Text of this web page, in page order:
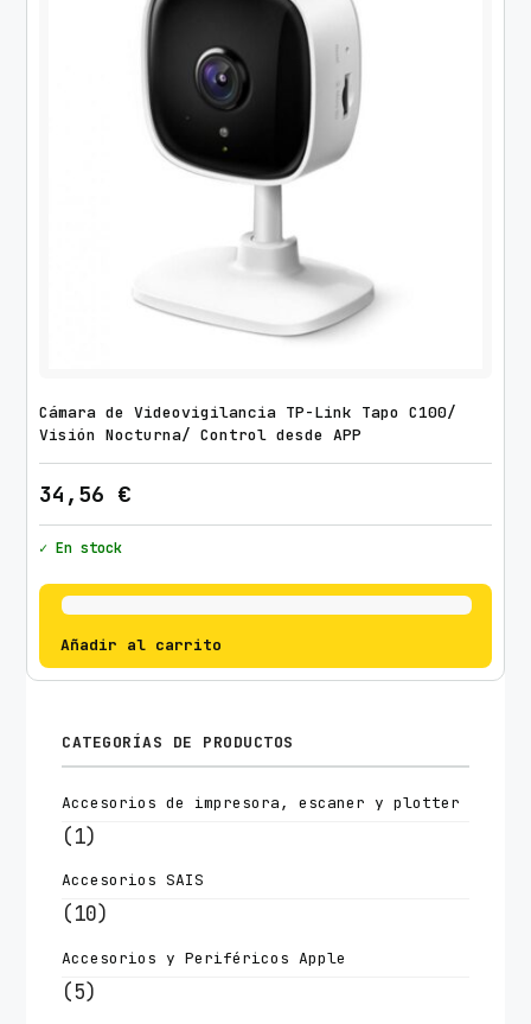
Cámara de Videovigilancia TP-Link Tapo C100/
Visión Nocturna/ Control desde APP
34,56 €
✓ En stock
Añadir al carrito
CATEGORÍAS DE PRODUCTOS
Accesorios de impresora, escaner y plotter
(1)
Accesorios SAIS
(10)
Accesorios y Periféricos Apple
(5)